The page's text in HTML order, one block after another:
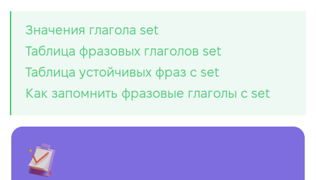
Значения глагола set
Таблица фразовых глаголов set
Таблица устойчивых фраз с set
Как запомнить фразовые глаголы с set